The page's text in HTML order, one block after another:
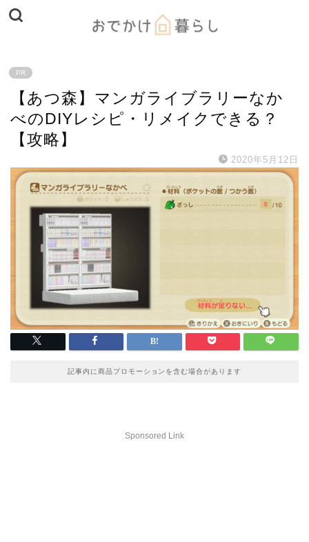
PR
【あつ森】マンガライブラリーなか
べのDIYレシピ・リメイクできる？
【攻略】
2020年5月12日
記事内に商品プロモーションを含む場合があります
Sponsored Link